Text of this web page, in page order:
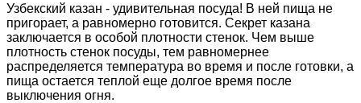
Узбекский казан - удивительная посуда! В ней пища не
пригорает, а равномерно готовится. Секрет казана
заключается в особой плотности стенок. Чем выше
плотность стенок посуды, тем равномернее
распределяется температура во время и после готовки, а
пища остается теплой еще долгое время после
выключения огня.